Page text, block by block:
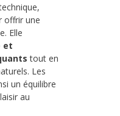
offrir une
Elle
et
tout en
Les
un équilibre
au